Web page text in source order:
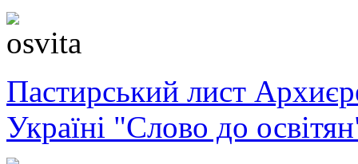
Пастирський лист
Україні "Слово до